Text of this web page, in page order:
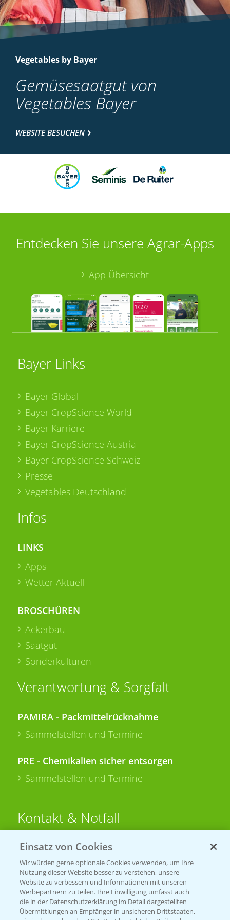
Vegetables by Bayer
Gemüsesaatgut von
Vegetables Bayer
WEBSITE BESUCHEN
Entdecken Sie unsere Agrar-Apps
App Übersicht
Bayer Links
Bayer Global
Bayer CropScience World
Bayer Karriere
Bayer CropScience Austria
Bayer CropScience Schweiz
Presse
Vegetables Deutschland
Infos
LINKS
Apps
Wetter Aktuell
BROSCHÜREN
Ackerbau
Saatgut
Sonderkulturen
Verantwortung & Sorgfalt
PAMIRA - Packmittelrücknahme
Sammelstellen und Termine
PRE - Chemikalien sicher entsorgen
Sammelstellen und Termine
Kontakt & Notfall
Beratung auf WhatsApp
T.+49 (0)174 346 564 1
KONTAKT
Einsatz von Cookies
Wir würden gerne optionale Cookies verwenden, um Ihre
Nutzung dieser Website besser zu verstehen, unsere
Website zu verbessern und Informationen mit unseren
Werbepartnern zu teilen. Ihre Einwilligung umfasst auch
die in der Datenschutzerklärung im Detail dargestellten
Übermittlungen an Empfänger in unsicheren Drittstaaten,